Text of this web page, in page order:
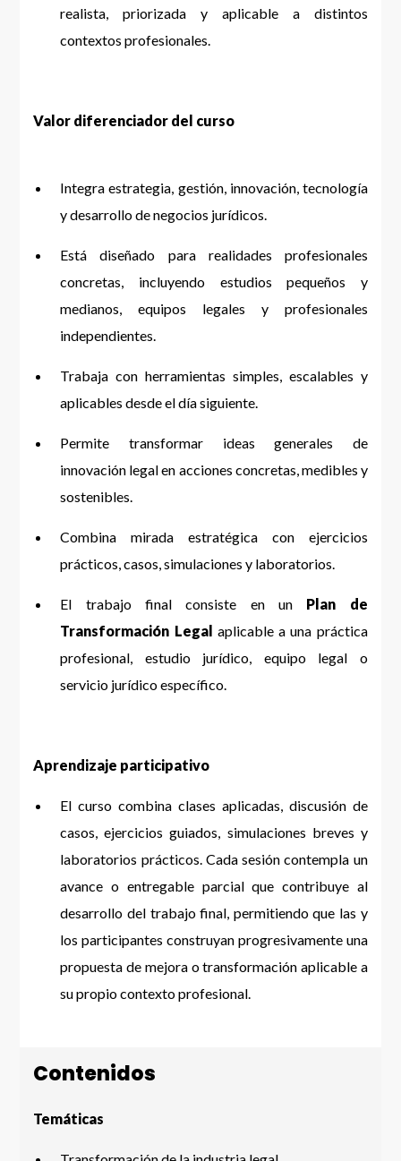
realista, priorizada y aplicable a distintos
contextos profesionales.
Valor diferenciador del curso
Integra estrategia, gestión, innovación, tecnología
y desarrollo de negocios jurídicos.
Está diseñado para realidades profesionales
concretas, incluyendo estudios pequeños y
medianos, equipos legales y profesionales
independientes.
Trabaja con herramientas simples, escalables y
aplicables desde el día siguiente.
Permite transformar ideas generales de
innovación legal en acciones concretas, medibles y
sostenibles.
Combina mirada estratégica con ejercicios
prácticos, casos, simulaciones y laboratorios.
El trabajo final consiste en un Plan de
Transformación Legal aplicable a una práctica
profesional, estudio jurídico, equipo legal o
servicio jurídico específico.
Aprendizaje participativo
El curso combina clases aplicadas, discusión de
casos, ejercicios guiados, simulaciones breves y
laboratorios prácticos. Cada sesión contempla un
avance o entregable parcial que contribuye al
desarrollo del trabajo final, permitiendo que las y
los participantes construyan progresivamente una
propuesta de mejora o transformación aplicable a
su propio contexto profesional.
Contenidos
Temáticas